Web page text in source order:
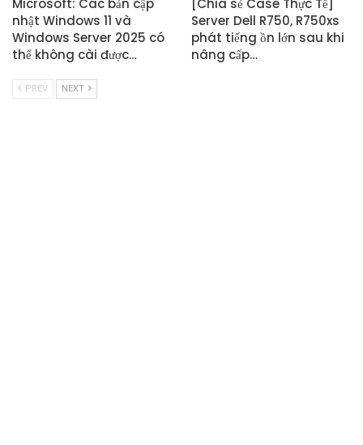
nhật Windows 11 và
Windows Server 2025 có
thể không cài được…
Server Dell R750, R750xs
phát tiếng ồn lớn sau khi
nâng cấp…
PREV NEXT